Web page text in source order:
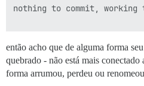
nothing to commit, working
então acho que de alguma forma
quebrado - não está mais
forma arrumou, perdeu ou